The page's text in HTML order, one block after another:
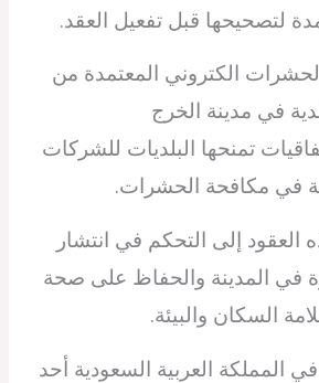
لتصحيحها قبل تفعيل العقد.
الكتروني المعتمدة من
في مدينة الخرج
تمنحها البلديات للشركات
في مكافحة الحشرات.
إلى التحكم في انتشار
في المدينة والحفاظ على صحة
السكان والبيئة.
المملكة العربية السعودية أحد